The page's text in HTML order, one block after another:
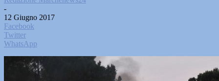
-
12 Giugno 2017
Facebook
Twitter
WhatsApp